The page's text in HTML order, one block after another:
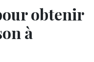
obtenir
à